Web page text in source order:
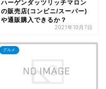
ハーゲンダッツリッチマロン
の販売店(コンビニ/スーパー)
や通販購入できるか？
2021年10月7日
グルメ